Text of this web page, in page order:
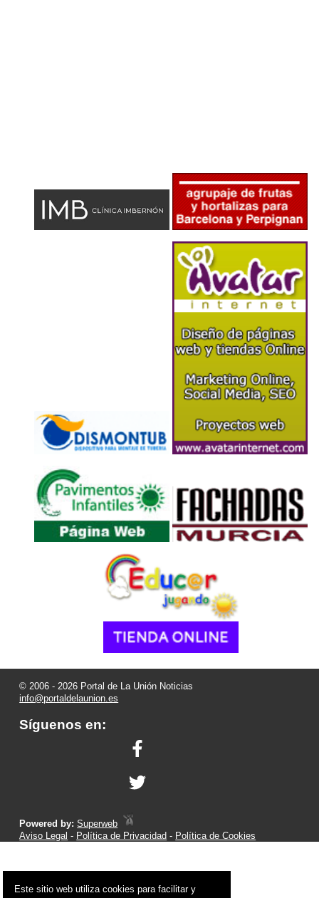
© 2006 - 2026 Portal de La Unión Noticias
info@portaldelaunion.es
Síguenos en:
Powered by:Superweb
Aviso Legal - Política de Privacidad - Política de Cookies
Este sitio web utiliza cookies para facilitar y